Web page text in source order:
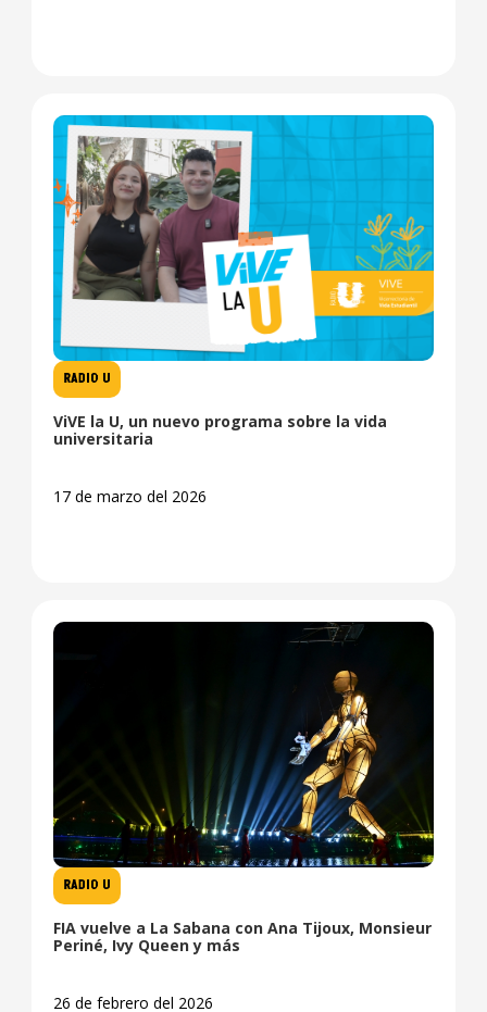
RADIO U
ViVE la U, un nuevo programa sobre la vida
universitaria
17 de marzo del 2026
RADIO U
FIA vuelve a La Sabana con Ana Tijoux, Monsieur
Periné, Ivy Queen y más
26 de febrero del 2026